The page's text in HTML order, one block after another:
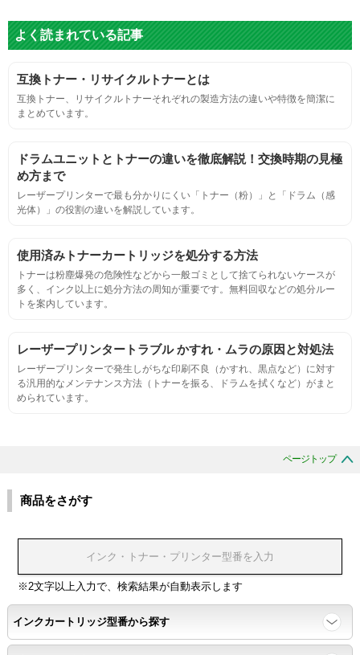
グレースケール
目視検査にて数値測定
連続印刷時の安定した印刷枚数測定
定着度
摩擦試験機で濃度値を測定
適合性
生涯印刷
印刷耐久性
ページ印刷可能枚数・連続印刷時の安定性・経時変化の影響の確
認
よく読まれている記事
互換トナー・リサイクルトナーとは
互換トナー、リサイクルトナーそれぞれの製造方法の違いや特徴を簡潔に
まとめています。
ドラムユニットとトナーの違いを徹底解説！交換時期の見極
め方まで
レーザープリンターで最も分かりにくい「トナー（粉）」と「ドラム（感
光体）」の役割の違いを解説しています。
使用済みトナーカートリッジを処分する方法
トナーは粉塵爆発の危険性などから一般ゴミとして捨てられないケースが
多く、インク以上に処分方法の周知が重要です。無料回収などの処分ルー
トを案内しています。
レーザープリンタートラブル かすれ・ムラの原因と対処法
レーザープリンターで発生しがちな印刷不良（かすれ、黒点など）に対す
る汎用的なメンテナンス方法（トナーを振る、ドラムを拭くなど）がまと
められています。
ページトップ
商品をさがす
※2文字以上入力で、検索結果が自動表示します
インクカートリッジ型番から探す